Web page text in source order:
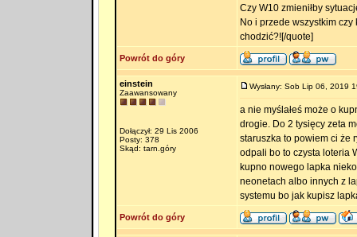
Czy W10 zmieniłby
No i przede wszystkim
chodzić?![/quote]
Powrót do góry
einstein
Zaawansowany
Dołączył: 29 Lis 2006
Posty: 378
Skąd: tarn.góry
Wysłany: Sob Lip 06, 2019
a nie myślałeś może o
drogie. Do 2 tysięcy zeta
staruszka to powiem ci że
odpali bo to czysta loteria
kupno nowego lapka
neonetach albo innych z
systemu bo jak kupisz
Powrót do góry